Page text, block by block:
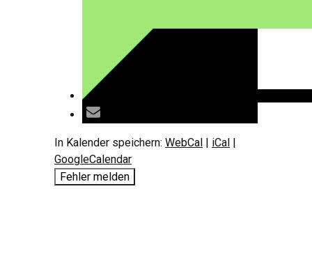
In Kalender speichern: WebCal | iCal |
GoogleCalendar
Fehler melden